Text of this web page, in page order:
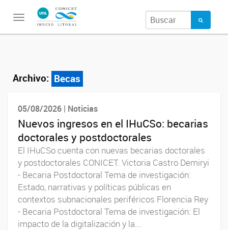
Toggle
Archivo: Becas
05/08/2026 | Noticias
Nuevos ingresos en el IHuCSo: becarias
doctorales y postdoctorales
El IHuCSo cuenta con nuevas becarias doctorales
y postdoctorales CONICET. Victoria Castro Demiryi
- Becaria Postdoctoral Tema de investigación:
Estado, narrativas y políticas públicas en
contextos subnacionales periféricos Florencia Rey
- Becaria Postdoctoral Tema de investigación: El
impacto de la digitalización y la...